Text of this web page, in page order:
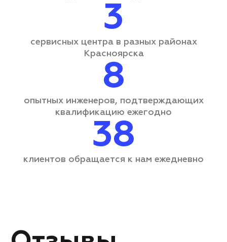
3
сервисных центра в разных районах
Красноярска
8
опытных инженеров, подтверждающих
квалификацию ежегодно
38
клиентов обращается к нам ежедневно